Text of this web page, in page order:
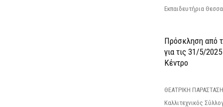
Εκπαιδευτήρια
Πρόσκληση από
για τις 31/5/
Κέντρο
ΘΕΑΤΡΙΚΗ ΠΑΡΑΣΤΑΣΗ
Καλλιτεχνικός